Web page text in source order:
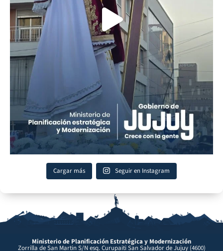
Cargar más Seguir en Instagram
Ministerio de Planificación Estratégica y Modernización
Zorrilla de San Martin S/N esq. Curupaiti San Salvador de Jujuy (4600)